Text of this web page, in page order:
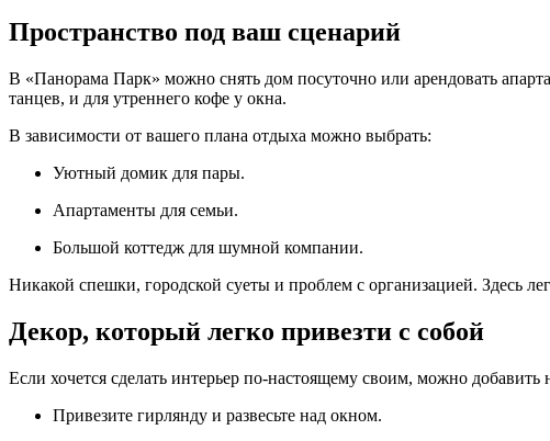
Пространство под ваш сценарий
В «Панорама Парк» можно снять дом посуточно или арендовать
танцев, и для утреннего кофе у окна.
В зависимости от вашего плана отдыха можно выбрать:
Уютный домик для пары.
Апартаменты для семьи.
Большой коттедж для шумной компании.
Никакой спешки, городской суеты и проблем с организацией. Здесь
Декор, который легко привезти с собой
Если хочется сделать интерьер по-настоящему своим, можно добавить
Привезите гирлянду и развесьте над окном.